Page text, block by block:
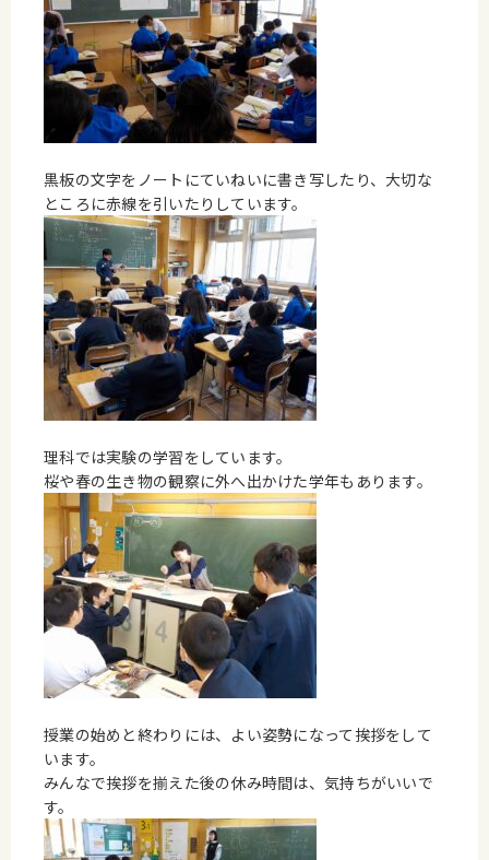
黒板の文字をノートにていねいに書き写したり、大切な
ところに赤線を引いたりしています。
理科では実験の学習をしています。
桜や春の生き物の観察に外へ出かけた学年もあります。
授業の始めと終わりには、よい姿勢になって挨拶をして
います。
みんなで挨拶を揃えた後の休み時間は、気持ちがいいで
す。